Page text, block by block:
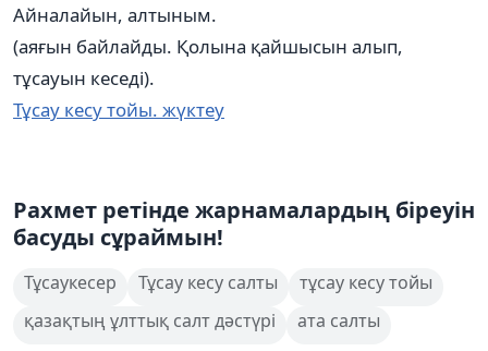
Айналайын, алтыным.
(аяғын байлайды. Қолына қайшысын алып,
тұсауын кеседі).
Тұсау кесу тойы. жүктеу
Рахмет ретінде жарнамалардың біреуін
басуды сұраймын!
Тұсаукесер Тұсау кесу салты
тұсау кесу тойы
қазақтың ұлттық салт дәстүрі
ата салты